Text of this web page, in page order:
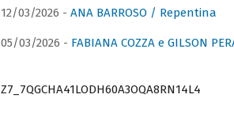
12/03/2026 - ANA BARROSO / Repentina
05/03/2026 - FABIANA COZZA e GILSON
Z7_7QGCHA41LODH60A3OQA8RN14L4